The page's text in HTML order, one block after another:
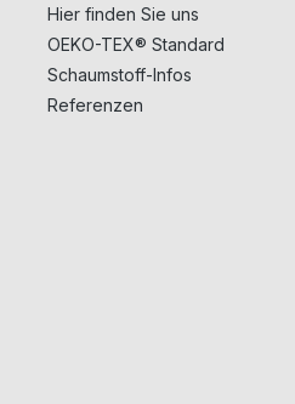
Hier finden Sie uns
OEKO-TEX® Standard
Schaumstoff-Infos
Referenzen